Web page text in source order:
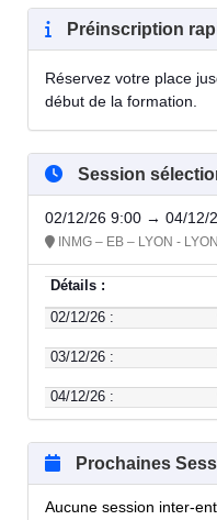
Préinscription
Réservez votre place
début de la formation.
Session
02/12/26 9:00 → 04/12/
INMG – EB – LYON -
Détails :
02/12/26 :
03/12/26 :
04/12/26 :
Prochaines
Aucune session inter-